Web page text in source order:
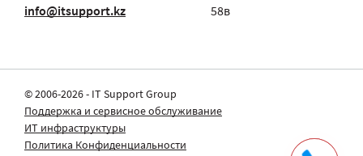
info@itsupport.kz
58в
© 2006-2026 - IT Support Group
Поддержка и сервисное обслуживание
ИТ инфраструктуры
Политика Конфиденциальности